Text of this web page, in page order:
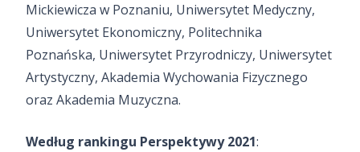
Mickiewicza w Poznaniu, Uniwersytet Medyczny,
Uniwersytet Ekonomiczny, Politechnika
Poznańska, Uniwersytet Przyrodniczy, Uniwersytet
Artystyczny, Akademia Wychowania Fizycznego
oraz Akademia Muzyczna.
Według rankingu Perspektywy 2021: